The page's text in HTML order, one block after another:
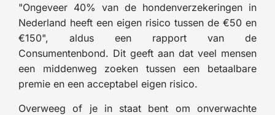
"Ongeveer 40% van de hondenverzekeringen in
Nederland heeft een eigen risico tussen de €50 en
€150", aldus een rapport van de
Consumentenbond. Dit geeft aan dat veel mensen
een middenweg zoeken tussen een betaalbare
premie en een acceptabel eigen risico.
Overweeg of je in staat bent om onverwachte